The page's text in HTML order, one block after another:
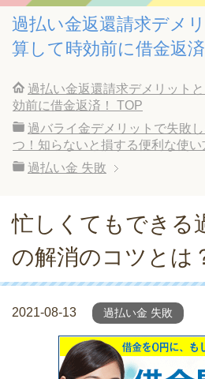
過払い金返還請求デメ
算して時効前に借金返済
過払い金返還請求デメリット
効前に借金返済！
TOP
過バライ金デメリットで失敗
つ！知らないと損する便利な使い
過払い金 失敗
忙しくてもできる
の解消のコツとは
2021-08-13 過払い金 失敗